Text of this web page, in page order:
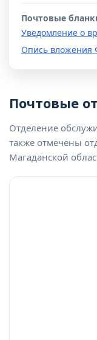
Почтовые
Уведомление о
Опись вложения
Почтовые
Отделение
также отмечены
Магаданской